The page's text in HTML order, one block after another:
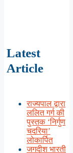
Latest
Article
राज्यपाल द्वारा
ललित गर्ग की
पुस्तक ‘निर्गुण
चदरिया’
लोकार्पित
जगदीश भारती